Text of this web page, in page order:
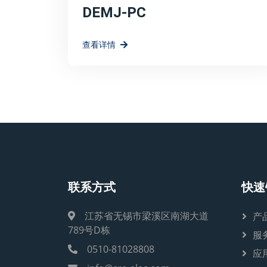
DEMJ-PC
查看详情
联系方式
江苏省无锡市梁溪区南湖大道
789号D栋
0510-81028808
快
产
服
应